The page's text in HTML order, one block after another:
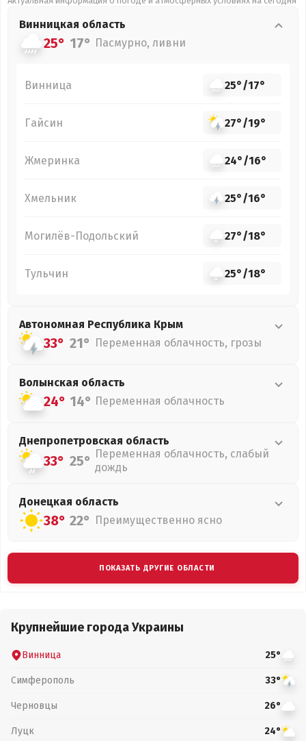
Винницкая область
25° 17° Пасмурно, ливни
Винница 25°/17°
Гайсин 27°/19°
Жмеринка 24°/16°
Хмельник 25°/16°
Могилёв-Подольский 27°/18°
Тульчин 25°/18°
Автономная Республика Крым
33° 21° Переменная облачность, грозы
Волынская область
24° 14° Переменная облачность
Днепропетровская область
33° 25° Переменная облачность, слабый
дождь
Донецкая область
38° 22° Преимущественно ясно
ПОКАЗАТЬ ДРУГИЕ ОБЛАСТИ
Крупнейшие города Украины
Винница 25°
Симферополь 33°
Черновцы 26°
Луцк 24°